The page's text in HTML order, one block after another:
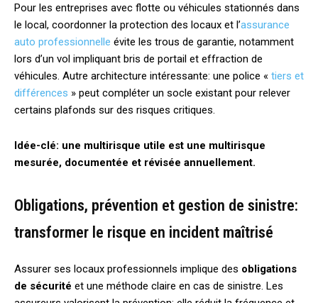
Pour les entreprises avec flotte ou véhicules stationnés dans
le local, coordonner la protection des locaux et l’assurance
auto professionnelle évite les trous de garantie, notamment
lors d’un vol impliquant bris de portail et effraction de
véhicules. Autre architecture intéressante: une police « tiers et
différences » peut compléter un socle existant pour relever
certains plafonds sur des risques critiques.
Idée-clé: une multirisque utile est une multirisque
mesurée, documentée et révisée annuellement.
Obligations, prévention et gestion de sinistre:
transformer le risque en incident maîtrisé
Assurer ses locaux professionnels implique des obligations
de sécurité et une méthode claire en cas de sinistre. Les